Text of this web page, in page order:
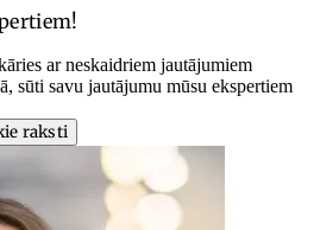
ar neskaidriem jautājumiem
sūti savu jautājumu mūsu ekspertiem
raksti